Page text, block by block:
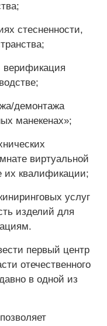
стесненности,
верификация
демонтажа
манекенах»;
виртуальной
их квалификации;
услуг
изделий для
первый центр
отечественного
в одной из